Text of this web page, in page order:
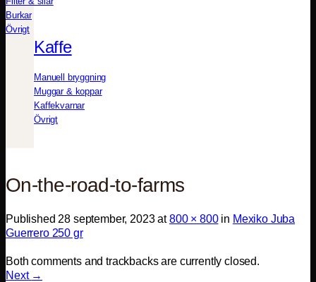
Burkar
Övrigt
Kaffe
Manuell bryggning
Muggar & koppar
Kaffekvarnar
Övrigt
On-the-road-to-farms
Published 28 september, 2023at800 × 800in Mexiko Juba
Guerrero 250 gr
Both comments and trackbacks are currently closed.
Next →